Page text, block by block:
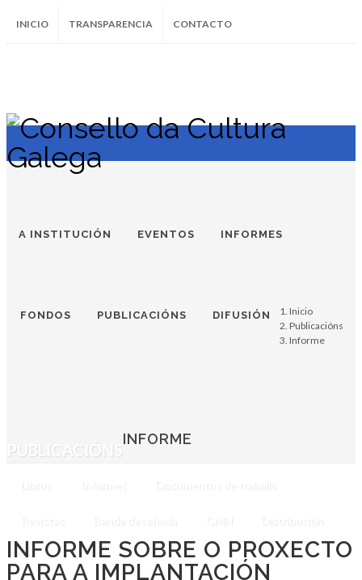
INICIO TRANSPARENCIA CONTACTO
InstagramFacebookTwitter Soundcloud
Youtube
A INSTITUCIÓN EVENTOS INFORMES
FONDOS PUBLICACIÓNS DIFUSIÓN
PUBLICACIÓNS
INFORME
Inicio
Publicacións
Informe
INFORME SOBRE O PROXECTO
PARA A IMPLANTACIÓN